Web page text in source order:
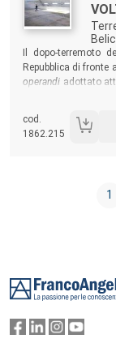
Sommario:
Il dopo-terremoto
Repubblica di fronte
operandi adottato
processo di
Gibellina Vecchia
volume mostra le
cod.
1862.215
1